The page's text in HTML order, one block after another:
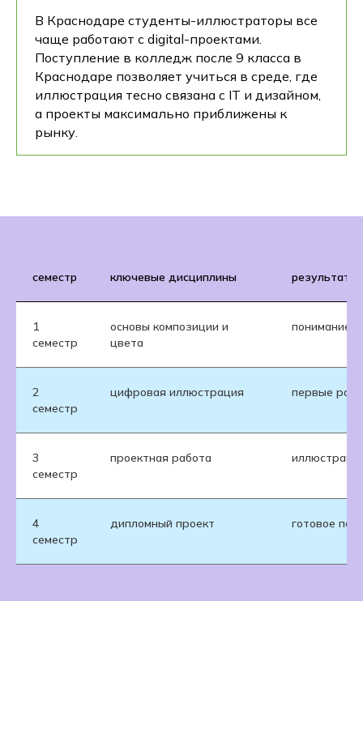
В Краснодаре студенты-иллюстраторы все
чаще работают с digital-проектами.
Поступление в колледж после 9 класса в
Краснодаре позволяет учиться в среде, где
иллюстрация тесно связана с IT и дизайном,
а проекты максимально приближены к
рынку.
семестр ключевые дисциплины результат
1
семестр
основы композиции и
цвета
понимание
2
семестр
цифровая иллюстрация первые
3
семестр
проектная работа
4
семестр
дипломный проект готовое